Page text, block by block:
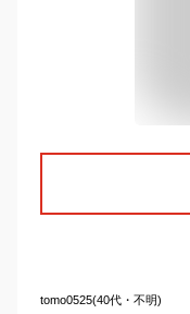
tomo0525(40代・不明)